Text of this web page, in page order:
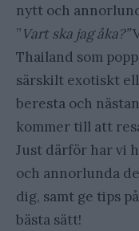
nytt och
”Vart ska jag åka?”
Thailand som
särskilt exotiskt
beresta och
kommer till att
Just därför har vi
och annorlunda
dig, samt ge tips
bästa sätt!